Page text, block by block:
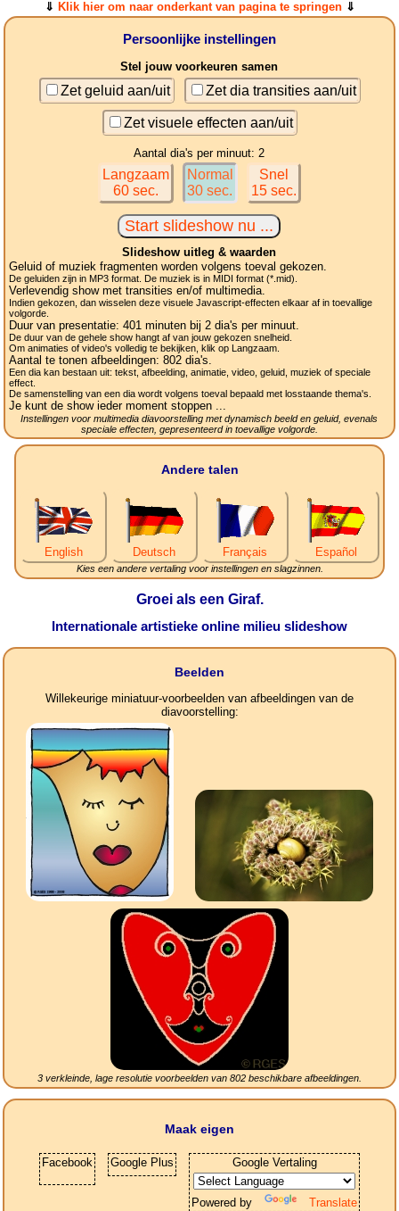
⇓ Klik hier om naar onderkant van pagina te springen⇓
Persoonlijke instellingen
Stel jouw voorkeuren samen
Zet geluid aan/uit Zet dia transities aan/uit
Zet visuele effecten aan/uit
Aantal dia's per minuut: 2
Langzaam
60 sec.
Normal
30 sec.
Snel
15 sec.
Slideshow uitleg & waarden
Geluid of muziek fragmenten worden volgens toeval gekozen.
De geluiden zijn in MP3 format. De muziek is in MIDI format (*.mid).
Verlevendig show met transities en/of multimedia.
Indien gekozen, dan wisselen deze visuele Javascript-effecten elkaar af in toevallige
volgorde.
Duur van presentatie: 401 minuten bij 2 dia's per minuut.
De duur van de gehele show hangt af van jouw gekozen snelheid.
Om animaties of video's volledig te bekijken, klik op Langzaam.
Aantal te tonen afbeeldingen: 802dia's.
Een dia kan bestaan uit: tekst, afbeelding, animatie, video, geluid, muziek of speciale
effect.
De samenstelling van een dia wordt volgens toeval bepaald met losstaande thema's.
Je kunt de show ieder moment stoppen ...
Instellingen voor multimedia diavoorstelling met dynamisch beeld en geluid, evenals
speciale effecten, gepresenteerd in toevallige volgorde.
Andere talen
English Deutsch Français Español
Kies een andere vertaling voor instellingen en slagzinnen.
Groei als een Giraf.
Internationale artistieke online milieu slideshow
Beelden
Willekeurige miniatuur-voorbeelden van afbeeldingen van de
diavoorstelling:
3 verkleinde, lage resolutie voorbeelden van 802 beschikbare afbeeldingen.
Maak eigen
Facebook Google Plus Google Vertaling
Powered by Translate